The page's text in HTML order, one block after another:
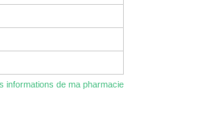
informations de ma pharmacie